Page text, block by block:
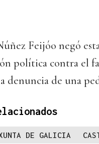
Feijóo negó
política contra el
denuncia de una
DE GALICIA